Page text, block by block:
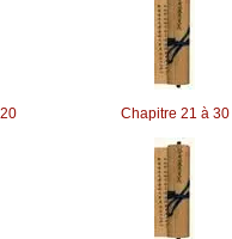
Chapitre 21 à 30